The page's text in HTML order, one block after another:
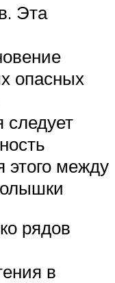
Эта
опасных
следует
этого между
рядов
в